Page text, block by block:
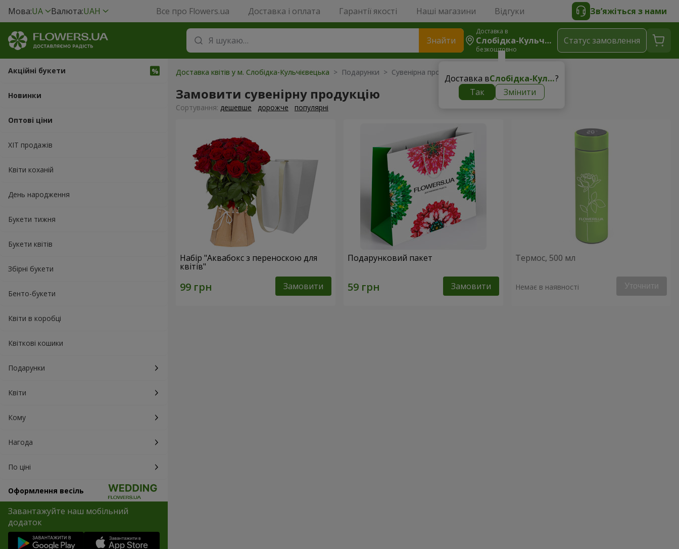
Мова:UA Валюта:UAH Все про Flowers.ua Доставка і оплата Гарантії якості Наші магазини Відгуки Зв’яжіться з нами
Знайти
Доставка в
Слобідка-Кульчієвецька
безкоштовно
Доставка в Слобідка-Кульчієвецька?
Так
Змінити
Статус замовлення
Акційні букети
Новинки
Оптові ціни
ХІТ продажів
Квіти коханій
День народження
Букети тижня
Букети квітів
Збірні букети
Бенто-букети
Квіти в коробці
Квіткові кошики
Подарунки
Квіти
Кому
Нагода
По ціні
Оформлення весіль
Завантажуйте наш мобільний
додаток
Доставка квітів у м. Слобідка-Кульчієвецька > Подарунки > Сувенірна продукція
Замовити сувенірну продукцію
Сортування: дешевше дорожче популярні
Набір "Аквабокс з переноскою для
квітів"
Замовити
Подарунковий пакет
Замовити
Термос, 500 мл
Немає в наявності Уточнити